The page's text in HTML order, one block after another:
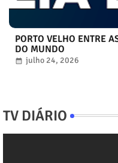
PORTO VELHO ENTRE
DO MUNDO
julho 24, 2026
TV DIÁRIO